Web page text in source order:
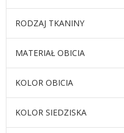
RODZAJ TKANINY
MATERIAŁ OBICIA
KOLOR OBICIA
KOLOR SIEDZISKA